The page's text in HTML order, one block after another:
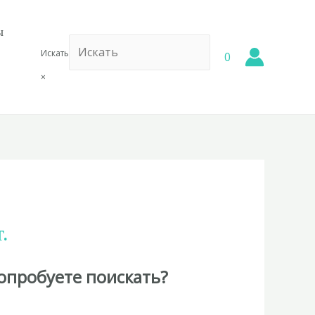
Искать
×
0
поискать?